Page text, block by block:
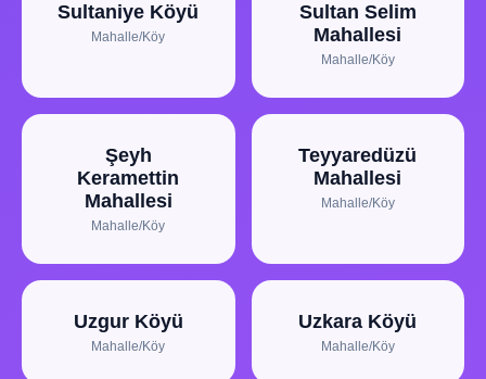
Sultaniye Köyü
Mahalle/Köy
Sultan Selim
Mahallesi
Mahalle/Köy
Şeyh
Keramettin
Mahallesi
Mahalle/Köy
Teyyaredüzü
Mahallesi
Mahalle/Köy
Uzgur Köyü
Mahalle/Köy
Uzkara Köyü
Mahalle/Köy